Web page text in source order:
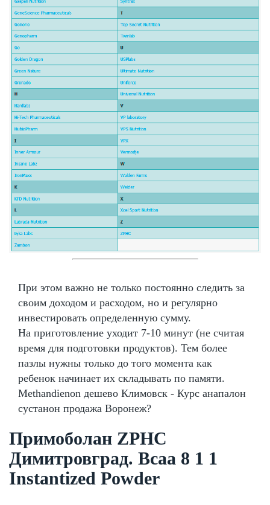
При этом важно не только постоянно следить за
своим доходом и расходом, но и регулярно
инвестировать определенную сумму.
На приготовление уходит 7-10 минут (не считая
время для подготовки продуктов). Тем более
пазлы нужны только до того момента как
ребенок начинает их складывать по памяти.
Methandienon дешево Климовск - Курс анапалон
сустанон продажа Воронеж?
Примоболан ZPHC
Димитровград. Bcaa 8 1 1
Instantized Powder